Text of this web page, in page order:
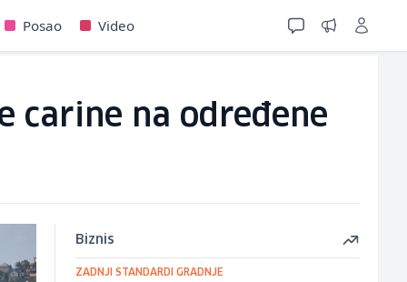
Posao Video
carine na određene
Biznis
ZADNJI STANDARDI GRADNJE